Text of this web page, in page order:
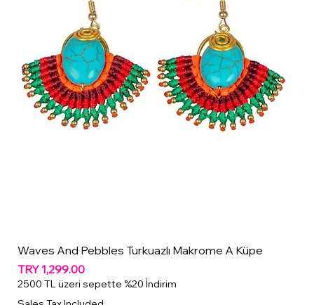
Waves And Pebbles Turkuazlı Makrome A Küpe
Price
TRY 1,299.00
2500 TL üzeri sepette %20 İndirim